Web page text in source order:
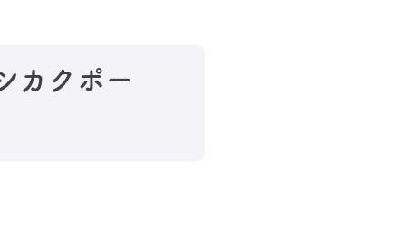
カクポー